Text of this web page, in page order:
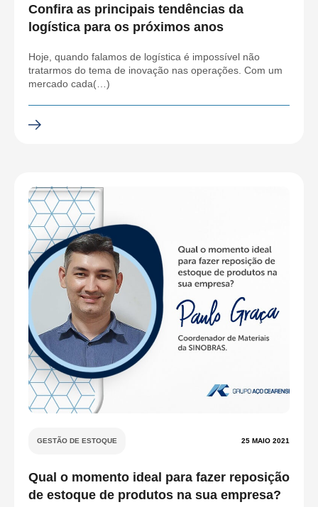
Confira as principais tendências da
logística para os próximos anos
Hoje, quando falamos de logística é impossível não
tratarmos do tema de inovação nas operações. Com um
mercado cada(…)
GESTÃO DE ESTOQUE 25 MAIO 2021
Qual o momento ideal para fazer reposição
de estoque de produtos na sua empresa?